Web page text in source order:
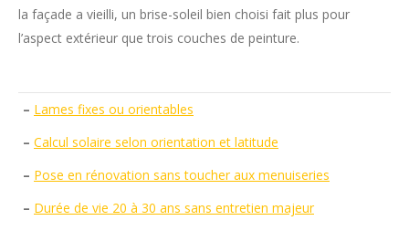
la façade a vieilli, un brise-soleil bien choisi fait plus pour
l’aspect extérieur que trois couches de peinture.
– Lames fixes ou orientables
– Calcul solaire selon orientation et latitude
– Pose en rénovation sans toucher aux menuiseries
– Durée de vie 20 à 30 ans sans entretien majeur